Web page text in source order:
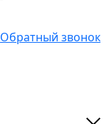
Обратный звонок